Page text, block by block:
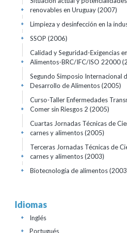
renovables en Uruguay(2007)
+
Limpieza y desinfección en la
+
SSOP (2006)
+
Calidad y Seguridad-Exigencias
Alimentos-BRC/IFC/ISO 22000
+
Segundo Simposio Internacional
Desarrollo de Alimentos(2005)
+
Curso-Taller Enfermedades
Comer sin Riesgos 2 (2005)
+
Cuartas Jornadas Técnicas de
carnes y alimentos(2005)
+
Terceras Jornadas Técnicas de
carnes y alimentos(2003)
+
Biotecnología de alimentos
+
Idiomas
Inglés
+
Portugués
+